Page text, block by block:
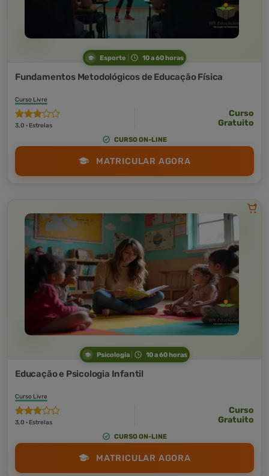
Esporte 10 a 60 horas
Fundamentos Metodológicos de Educação Física
Curso Livre
3,0 · Estrelas
Curso
Gratuito
CURSO ON-LINE
MATRICULAR AGORA
Psicologia 10 a 60 horas
Educação e Psicologia Infantil
Curso Livre
3,0 · Estrelas
Curso
Gratuito
CURSO ON-LINE
MATRICULAR AGORA